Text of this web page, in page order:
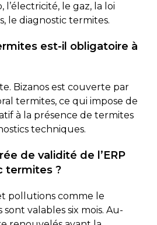
l’électricité, le gaz, la loi
le diagnostic termites.
est-il obligatoire à
Bizanos est couverte par
termites, ce qui impose de
à la présence de termites
techniques.
de validité de l’ERP
termites ?
pollutions comme le
valables six mois. Au-